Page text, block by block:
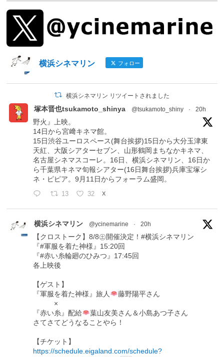
横浜シネマリン フォロー
横浜シネマリン リツイートされました
塚本晋也tsukamoto_shinya @tsukamoto_shiny · 20h
野火』上映。
14日から宮﨑キネマ館。
15日渋谷ユーロスペース(舞台挨拶)15日から大分玉津東
天紅、大阪シアターセブン、山形鶴岡まちなかキネマ、
名古屋シネマスコーレ。16日、横浜シネマリン、16日か
ら千葉県キネマ旬報シアター(16日舞台挨拶)兵庫宝塚シ
ネ・ピピア。9月11日からフォーラム盛岡。
13 32 X
横浜シネマリン @ycinemarine · 20h
【クロストーク】8/8㊏開催決定！#横浜シネマリン
『#軍服を着た神様』15:20回
『#赤い糸輪廻のひみつ』17:45回
各上映後
【ゲスト】
『軍服を着た神様』旅人
藤野陽平さん
×
『赤い糸』配給
葉山友美さん＆小島あつ子さん
さてさてどうなることやら！
【チケット】
https://schedule.eigaland.com/schedule?